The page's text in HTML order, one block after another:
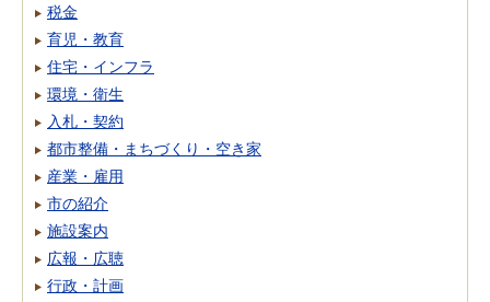
税金
育児・教育
住宅・インフラ
環境・衛生
入札・契約
都市整備・まちづくり・空き家
産業・雇用
市の紹介
施設案内
広報・広聴
行政・計画